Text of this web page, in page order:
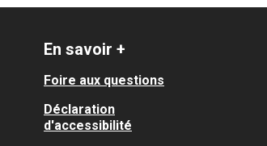
En savoir +
Foire aux questions
Déclaration
d'accessibilité